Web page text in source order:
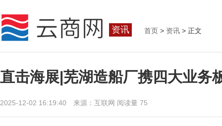
资讯 首页 > 资讯 > 正文
直击海展|芜湖造船厂携四大业务
2025-12-02 16:19:40 来源：互联网 阅读量 75